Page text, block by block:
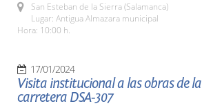
San Esteban de la Sierra (Salamanca)
Lugar: Antigua Almazara municipal
Hora: 10:00 h.
17/01/2024
Visita institucional a las obras de la
carretera DSA-307